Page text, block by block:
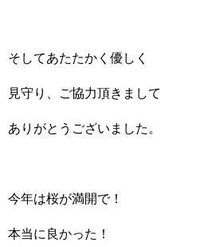
そしてあたたかく優しく
見守り、ご協力頂きまして
ありがとうございました。
今年は桜が満開で！
本当に良かった！